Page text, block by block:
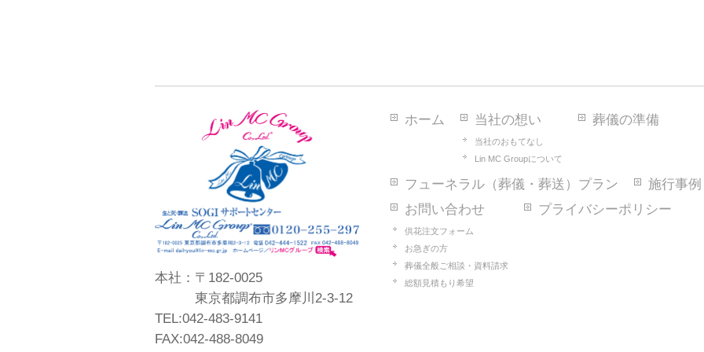
本社：〒182-0025
東京都調布市多摩川2-3-12
TEL:042-483-9141
FAX:042-488-8049
ホーム 当社の想い
当社のおもてなし
Lin MC Groupについて
葬儀の準備
フューネラル（葬儀・葬送）プラン
施行事例
お問い合わせ
供花注文フォーム
お急ぎの方
葬儀全般ご相談・資料請求
総額見積もり希望
プライバシーポリシー